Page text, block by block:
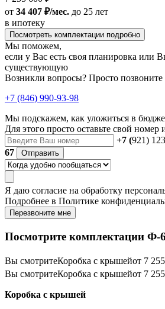
от 34 407 ₽/мес. до 25 лет
в ипотеку
Посмотреть комплектации подробно
Мы поможем,
если у Вас есть своя планировка или
существующую
Возникли вопросы? Просто
+7 (846) 990-93-98
Мы подскажем, как уложиться в
Для этого просто оставьте свой номер
+7 (921)
67
Отправить
Я даю согласие на обработку
Подробнее в Политике
Перезвоните мне
Посмотрите комплектации Ф-
Вы смотритеКоробка с крышейот 7
Вы смотритеКоробка с крышейот 7
Коробка с крышей